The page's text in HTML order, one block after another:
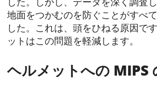
地面をつかむのを防ぐことがすべ
した。これは、頭をひねる原因で
ットはこの問題を軽減します。
ヘルメットへの MIPS